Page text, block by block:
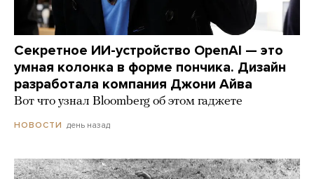
Секретное ИИ-устройство OpenAI — это
умная колонка в форме пончика. Дизайн
разработала компания Джони Айва
Вот что узнал Bloomberg об этом гаджете
НОВОСТИ день назад